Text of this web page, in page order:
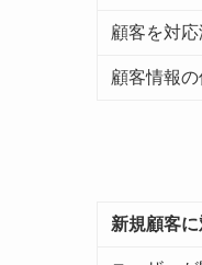
顧客を対
顧客情報
新規顧客